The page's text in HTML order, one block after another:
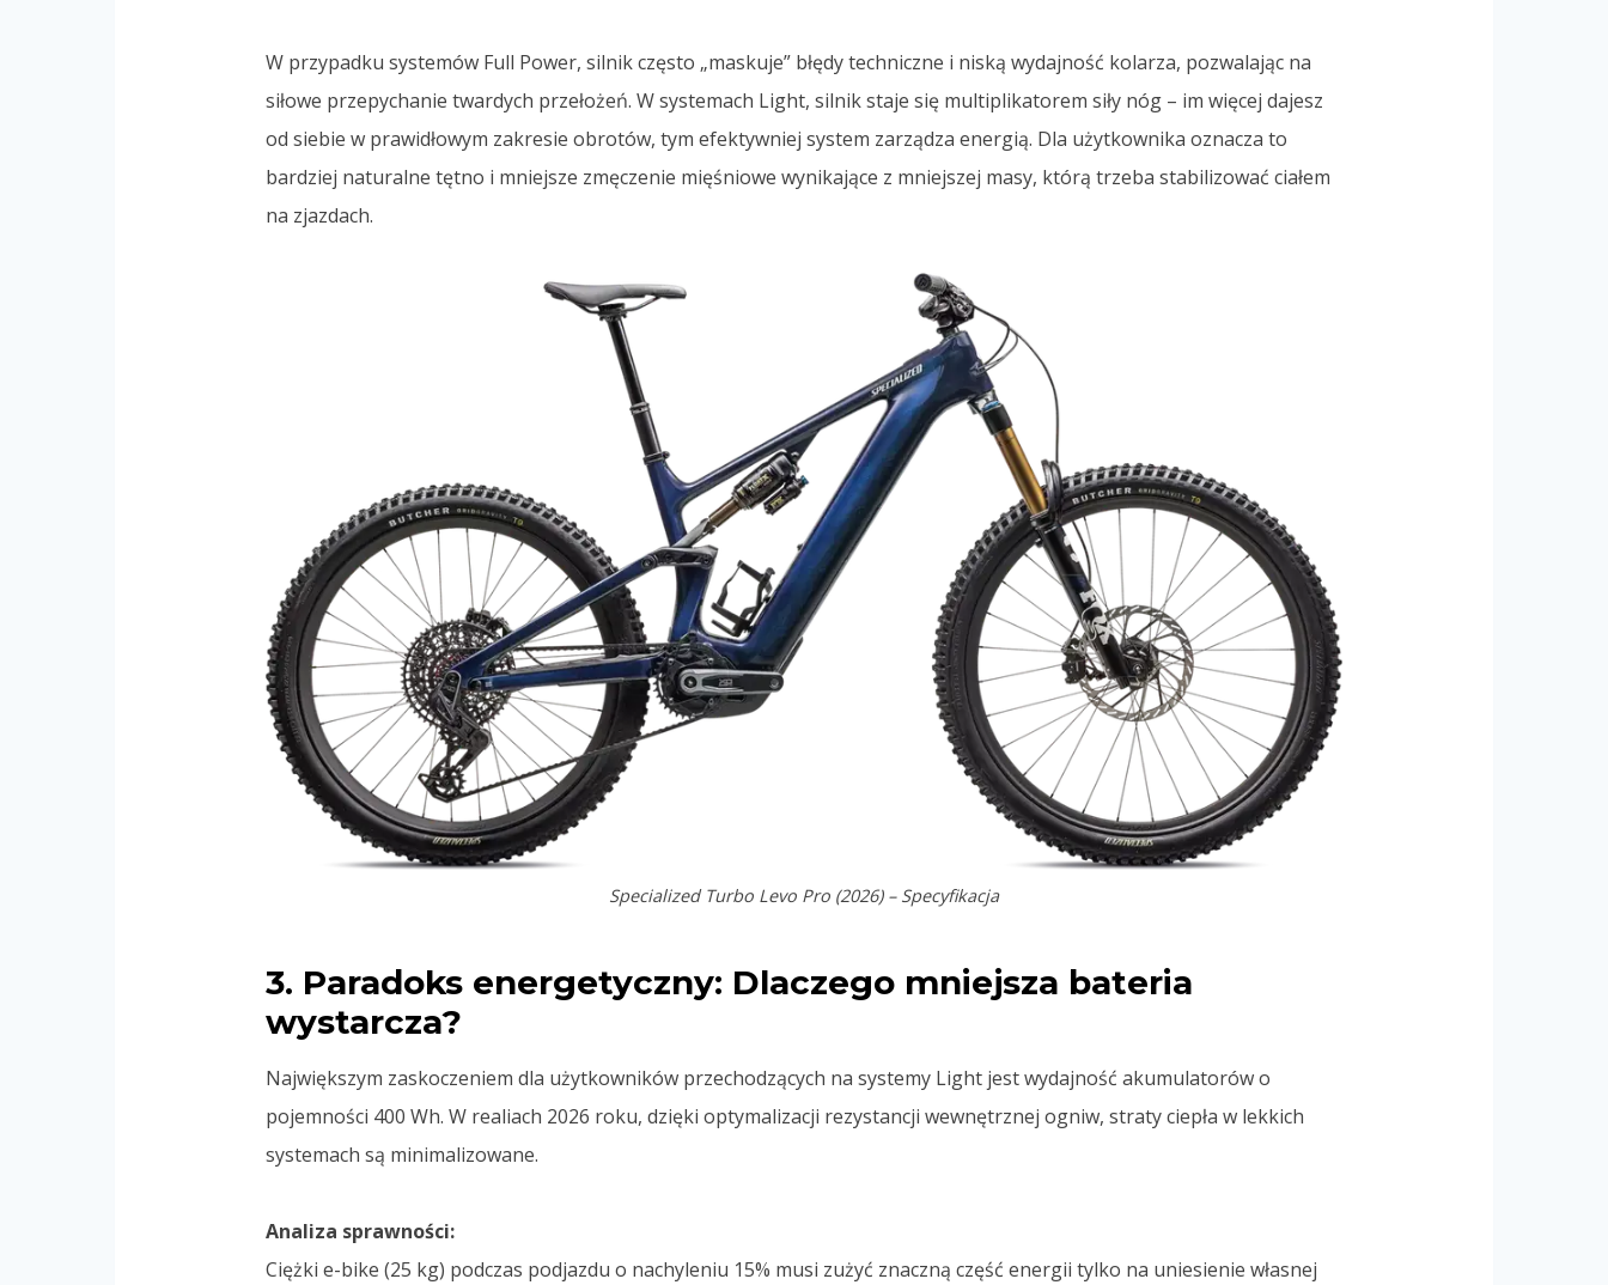
W przypadku systemów Full Power, silnik często „maskuje” błędy techniczne i niską wydajność kolarza, pozwalając na
siłowe przepychanie twardych przełożeń. W systemach Light, silnik staje się multiplikatorem siły nóg – im więcej dajesz
od siebie w prawidłowym zakresie obrotów, tym efektywniej system zarządza energią. Dla użytkownika oznacza to
bardziej naturalne tętno i mniejsze zmęczenie mięśniowe wynikające z mniejszej masy, którą trzeba stabilizować ciałem
na zjazdach.
Specialized Turbo Levo Pro (2026) – Specyfikacja
3. Paradoks energetyczny: Dlaczego mniejsza bateria
wystarcza?
Największym zaskoczeniem dla użytkowników przechodzących na systemy Light jest wydajność akumulatorów o
pojemności 400 Wh. W realiach 2026 roku, dzięki optymalizacji rezystancji wewnętrznej ogniw, straty ciepła w lekkich
systemach są minimalizowane.
Analiza sprawności:
Ciężki e-bike (25 kg) podczas podjazdu o nachyleniu 15% musi zużyć znaczną część energii tylko na uniesienie własnej